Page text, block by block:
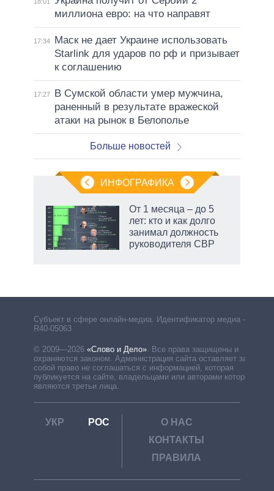
миллиона евро: на что направят
17:34
Маск не дает Украине использовать
Starlink для ударов по рф и призывает
к соглашению
17:27
В Сумской области умер мужчина,
раненный в результате вражеской
атаки на рынок в Белополье
Больше новостей
ИНФОГРАФИКА
От 1 месяца – до 5
лет: кто и как долго
занимал должность
руководителя СВР
Субъект в сфере онлайн-медиа. Идентификатор медиа –
R40-05063
© 2009—2026 «Слово и Дело»
Все права защищены и
охраняются законом. Администрация сайта оставляет за
собой право не соглашаться с информацией, которая
публикуется на сайте, владельцами или авторами которой
являются третьи лица.
УКР РОС
О НАС
КОНТАКТЫ
ПРАВИЛА